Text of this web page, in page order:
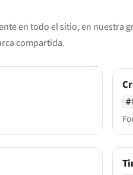
en todo el sitio, en nuestra
compartida.